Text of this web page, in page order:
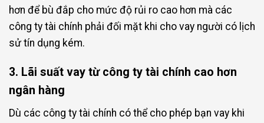
hơn để bù đắp cho mức độ rủi ro cao hơn mà các
công ty tài chính phải đối mặt khi cho vay người có lịch
sử tín dụng kém.
3. Lãi suất vay từ công ty tài chính cao hơn
ngân hàng
Dù các công ty tài chính có thể cho phép bạn vay khi